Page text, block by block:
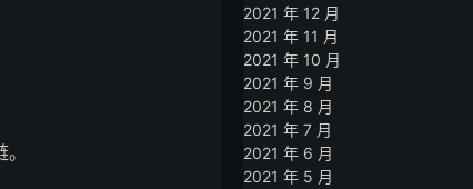
2021 年 12 月
2021 年 11 月
2021 年 10 月
2021 年 9 月
2021 年 8 月
2021 年 7 月
2021 年 6 月
2021 年 5 月